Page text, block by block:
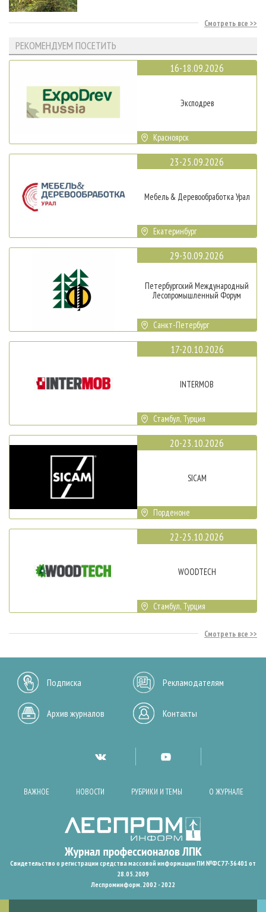
Смотреть все
РЕКОМЕНДУЕМ ПОСЕТИТЬ
16-18.09.2026
Эксподрев
Красноярск
23-25.09.2026
Мебель & Деревообработка Урал
Екатеринбург
29-30.09.2026
Петербургский Международный
Лесопромышленный Форум
Санкт-Петербург
17-20.10.2026
INTERMOB
Стамбул, Турция
20-23.10.2026
SICAM
Порденоне
22-25.10.2026
WOODTECH
Стамбул, Турция
Смотреть все
Подписка Рекламодателям
Архив журналов Контакты
ВАЖНОЕ НОВОСТИ РУБРИКИ И ТЕМЫ О ЖУРНАЛЕ
Свидетельство о регистрации средства массовой информации ПИ №ФС77-36401 от
28.05.2009
Леспроминформ. 2002 - 2022